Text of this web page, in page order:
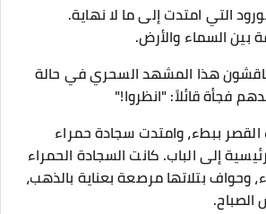
التي امتدت إلى ما لا نهاية.
بين السماء والأرض.
هذا المشهد السحري في حالة
فجأة قائلاً: "انظروا!"
القصر ببطء، وامتدت سجادة حمراء
إلى الباب. كانت السجادة الحمراء
وحواف بتلاتها مرصعة بعناية بالذهب،